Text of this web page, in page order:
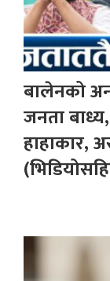
बालेनको
जनता
हाहाकार,